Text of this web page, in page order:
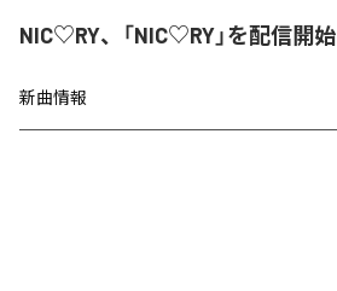
NIC♡RY、「NIC♡RY」を配信開始
新曲情報